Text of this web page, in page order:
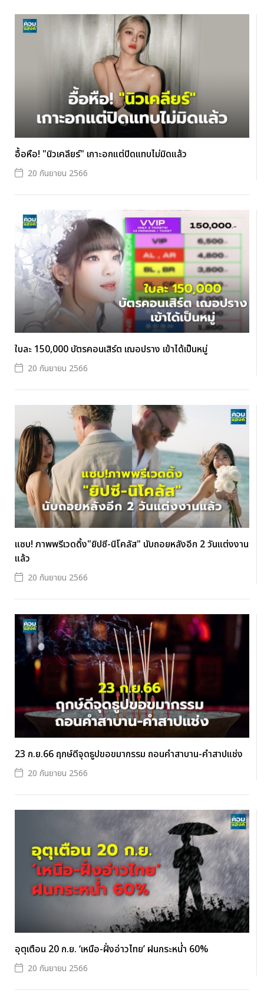
อื้อหือ! "นิวเคลียร์" เกาะอกแต่ปิดแทบไม่มิดแล้ว
20 กันยายน 2566
ใบละ 150,000 บัตรคอนเสิร์ต เฌอปราง เข้าได้เป็นหมู่
20 กันยายน 2566
แซบ! ภาพพรีเวดดิ้ง"ยิปซี-นิโคลัส" นับถอยหลังอีก 2 วันแต่งงาน
แล้ว
20 กันยายน 2566
23 ก.ย.66 ฤกษ์ดีจุดธูปขอขมากรรม ถอนคำสาบาน-คำสาปแช่ง
20 กันยายน 2566
อุตุเตือน 20 ก.ย. ‘เหนือ-ฝั่งอ่าวไทย’ ฝนกระหน่ำ 60%
20 กันยายน 2566